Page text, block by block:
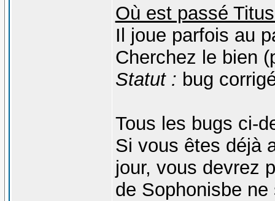
Où est passé
Il joue parfois au
Cherchez le bien
Statut : bug
Tous les bugs ci-
Si vous êtes déjà
jour, vous devrez
de Sophonisbe